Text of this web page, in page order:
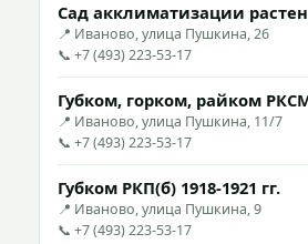
Сад акклиматизации
📍 Иваново, улица Пушкина, 26
📞 +7 (493) 223-53-17
Губком, горком, райком
📍 Иваново, улица Пушкина, 11/7
📞 +7 (493) 223-53-17
Губком РКП(б) 1918-1921 гг.
📍 Иваново, улица Пушкина, 9
📞 +7 (493) 223-53-17